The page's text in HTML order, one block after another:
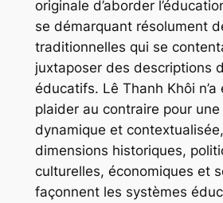
originale d’aborder
se démarquant résolument
traditionnelles qui se
juxtaposer des descriptions
éducatifs. Lê Thanh Khôi n’a
plaider au contraire pour une
dynamique et
dimensions historiques,
culturelles, économiques et
façonnent les systèmes